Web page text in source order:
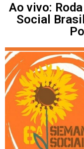
Ao vivo:
Social